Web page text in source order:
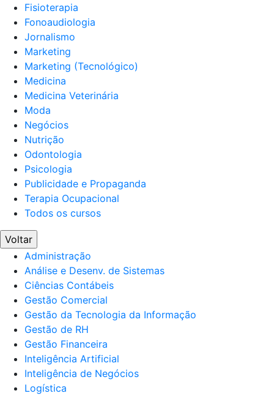
Fisioterapia
Fonoaudiologia
Jornalismo
Marketing
Marketing (Tecnológico)
Medicina
Medicina Veterinária
Moda
Negócios
Nutrição
Odontologia
Psicologia
Publicidade e Propaganda
Terapia Ocupacional
Todos os cursos
Voltar
Administração
Análise e Desenv. de Sistemas
Ciências Contábeis
Gestão Comercial
Gestão da Tecnologia da Informação
Gestão de RH
Gestão Financeira
Inteligência Artificial
Inteligência de Negócios
Logística